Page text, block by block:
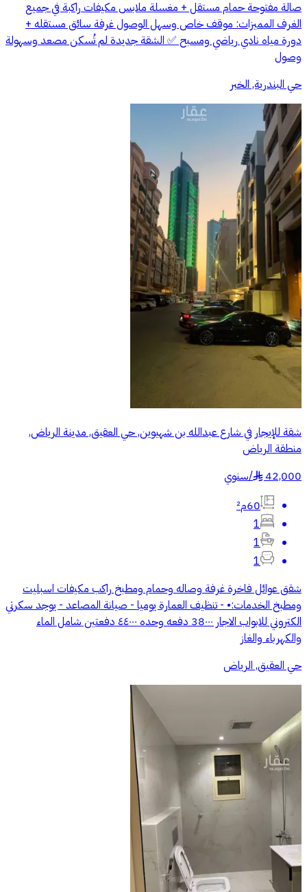
صالة مفتوحة حمام مستقل + مغسلة ملابس مكيفات راكبة في جميع
الغرف المميزات: موقف خاص وسهل الوصول غرفة سائق مستقله +
دورة مياه نادي رياضي ومسبح ✅️ الشقة جديدة لم تُسكن مصعد وسهولة
وصول
حي البندرية, الخبر
شقة للإيجار في شارع عبدالله بن شهيوين, حي العقيق, مدينة الرياض,
منطقة الرياض
42,000
§
/سنوي
60م²
1
1
1
شقق عوائل فاخرة غرفة وصاله وحمام ومطبخ راكب مكيفات اسبليت
ومطبخ الخدمات:• - تنظيف العمارة يوميا - صيانة المصاعد - يوجد سكرتي
الكتروني للابواب الاجار 38٠٠٠ دفعه وحده ٤٤٠٠٠ دفعتين شامل الماء
والكهرباء والغاز
حي العقيق, الرياض